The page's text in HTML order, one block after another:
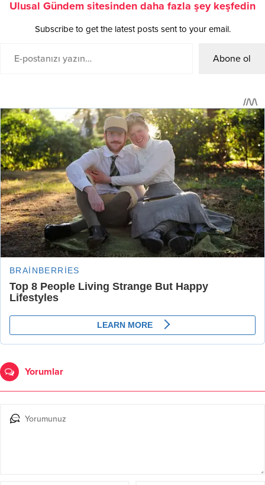
Ulusal Gündem sitesinden daha fazla şey keşfedin
Subscribe to get the latest posts sent to your email.
Abone ol
Yorumlar